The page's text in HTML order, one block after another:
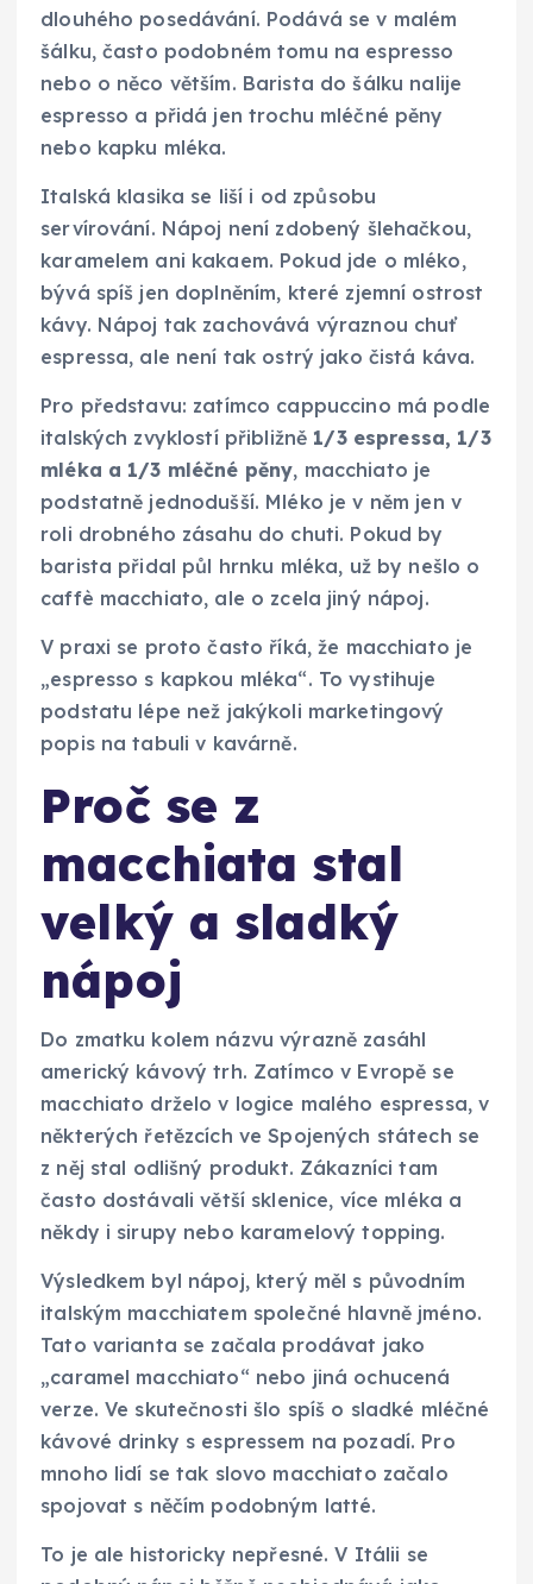
dlouhého posedávání. Podává se v malém
šálku, často podobném tomu na espresso
nebo o něco větším. Barista do šálku nalije
espresso a přidá jen trochu mléčné pěny
nebo kapku mléka.
Italská klasika se liší i od způsobu
servírování. Nápoj není zdobený šlehačkou,
karamelem ani kakaem. Pokud jde o mléko,
bývá spíš jen doplněním, které zjemní ostrost
kávy. Nápoj tak zachovává výraznou chuť
espressa, ale není tak ostrý jako čistá káva.
Pro představu: zatímco cappuccino má podle
italských zvyklostí přibližně 1/3 espressa, 1/3
mléka a 1/3 mléčné pěny, macchiato je
podstatně jednodušší. Mléko je v něm jen v
roli drobného zásahu do chuti. Pokud by
barista přidal půl hrnku mléka, už by nešlo o
caffè macchiato, ale o zcela jiný nápoj.
V praxi se proto často říká, že macchiato je
„espresso s kapkou mléka“. To vystihuje
podstatu lépe než jakýkoli marketingový
popis na tabuli v kavárně.
Proč se z
macchiata stal
velký a sladký
nápoj
Do zmatku kolem názvu výrazně zasáhl
americký kávový trh. Zatímco v Evropě se
macchiato drželo v logice malého espressa, v
některých řetězcích ve Spojených státech se
z něj stal odlišný produkt. Zákazníci tam
často dostávali větší sklenice, více mléka a
někdy i sirupy nebo karamelový topping.
Výsledkem byl nápoj, který měl s původním
italským macchiatem společné hlavně jméno.
Tato varianta se začala prodávat jako
„caramel macchiato“ nebo jiná ochucená
verze. Ve skutečnosti šlo spíš o sladké mléčné
kávové drinky s espressem na pozadí. Pro
mnoho lidí se tak slovo macchiato začalo
spojovat s něčím podobným latté.
To je ale historicky nepřesné. V Itálii se